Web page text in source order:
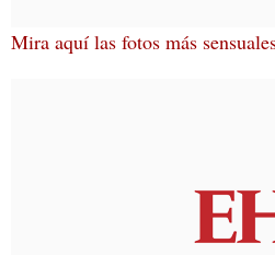
Mira aquí las fotos más